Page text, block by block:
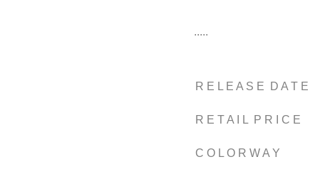
.....
R E L E A S E D A T E
R E T A I L P R I C E
C O L O R W A Y